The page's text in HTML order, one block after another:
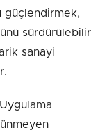
güçlendirmek,
sürdürülebilir
sanayi